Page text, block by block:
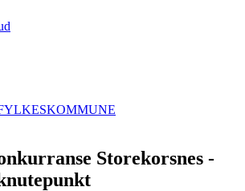
Storekorsnes -